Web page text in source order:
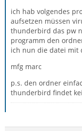
ich hab volgendes
aufsetzen müssen
thunderbird das pw
programm den
ich nun die datei mit
mfg marc
p.s. den ordner
thunderbird findet